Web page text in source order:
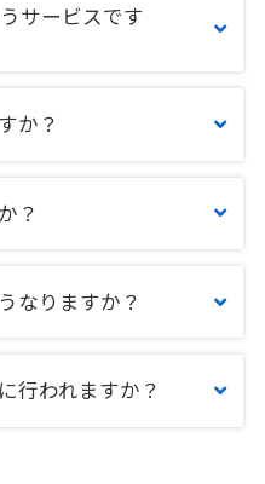
サービスです
か？
？
なりますか？
行われますか？